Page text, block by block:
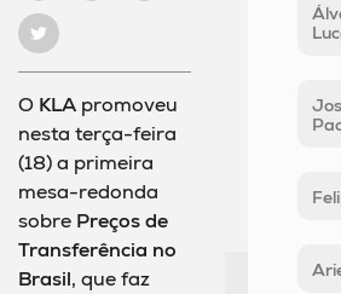
O KLA promoveu
nesta terça-feira
(18) a primeira
mesa-redonda
sobre Preços de
Transferência no
Brasil, que faz